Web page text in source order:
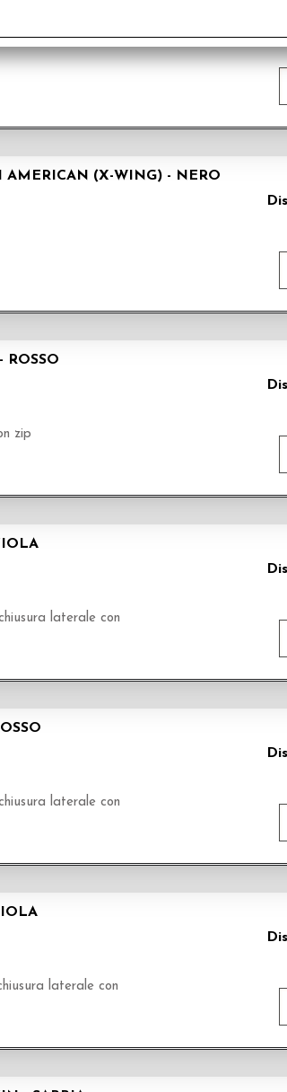
AMERICAN (X-WING) - NERO
ROSSO
zip
laterale con
laterale con
laterale con